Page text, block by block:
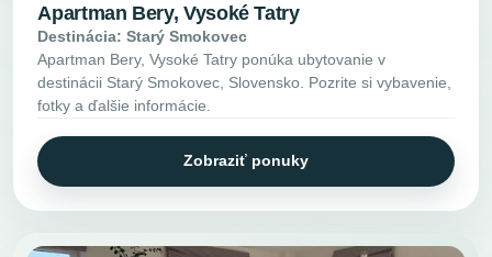
Apartman Bery, Vysoké Tatry
Destinácia: Starý Smokovec
Apartman Bery, Vysoké Tatry ponúka ubytovanie v
destinácii Starý Smokovec, Slovensko. Pozrite si vybavenie,
fotky a ďalšie informácie.
Zobraziť ponuky